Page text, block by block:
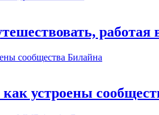
работая
устроены